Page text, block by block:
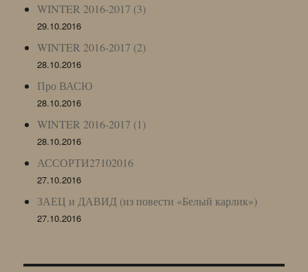
WINTER 2016-2017 (3)
29.10.2016
WINTER 2016-2017 (2)
28.10.2016
Про ВАСЮ
28.10.2016
WINTER 2016-2017 (1)
28.10.2016
АССОРТИ27102016
27.10.2016
ЗАЕЦ и ДАВИД (из повести «Белый карлик»)
27.10.2016